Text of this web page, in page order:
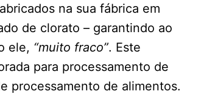
na sua fábrica em
de clorato – garantindo ao
ele, “muito fraco”. Este
para processamento de
processamento de alimentos.